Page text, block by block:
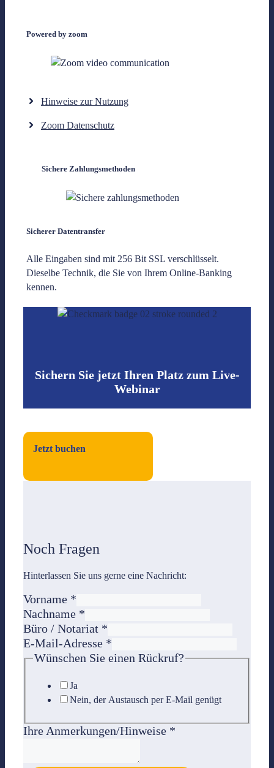
Powered by zoom
Hinweise zur Nutzung
Zoom Datenschutz
Sichere Zahlungsmethoden
Sicherer Datentransfer
Alle Eingaben sind mit 256 Bit SSL verschlüsselt.
Dieselbe Technik, die Sie von Ihrem Online-Banking
kennen.
Sichern Sie jetzt Ihren Platz zum Live-
Webinar
Jetzt buchen
Noch Fragen
Hinterlassen Sie uns gerne eine Nachricht:
Vorname *
Nachname *
Büro / Notariat *
E-Mail-Adresse *
Wünschen Sie einen Rückruf?
Ja
Nein, der Austausch per E-Mail genügt
Ihre Anmerkungen/Hinweise *